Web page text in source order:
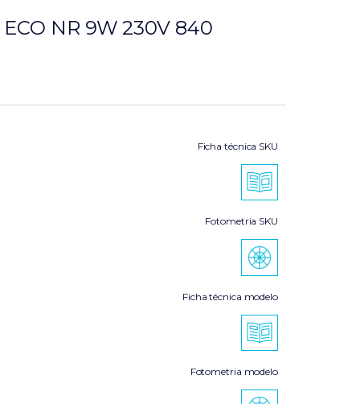
NR 9W 230V 840
Ficha técnica SKU
Fotometria SKU
Ficha técnica modelo
Fotometria modelo